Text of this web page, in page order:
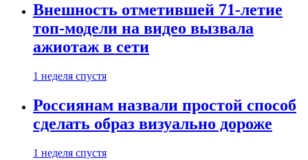
Внешность отметившей 71-летие
топ-модели на видео вызвала
ажиотаж в сети
1 неделя спустя
Россиянам назвали простой способ
сделать образ визуально дороже
1 неделя спустя